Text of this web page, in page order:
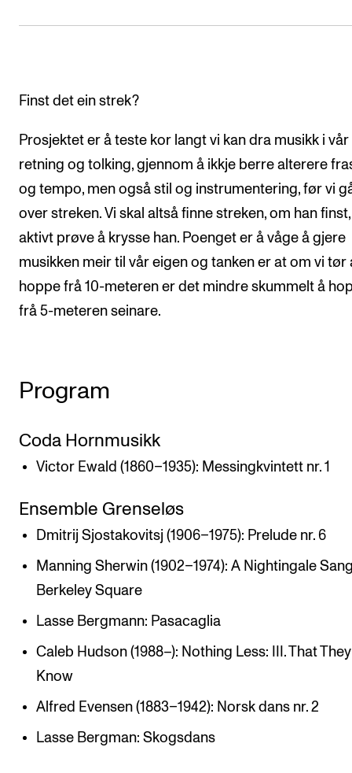
INTERNASJONALT
Utveksling
Internasjonal strategi
Samarbeidsprosjekter
Nettverk
Nyheter og historier
INFO
Om Norges musikkhøgskole
Kontakt oss
Finn ansatte
For ansatte og studenter
Finst det ein strek?
Prosjektet er å teste kor langt vi kan dra musikk i vår
retning og tolking, gjennom å ikkje berre alterere
og tempo, men også stil og instrumentering, før vi
over streken. Vi skal altså finne streken, om han
aktivt prøve å krysse han. Poenget er å våge å gjere
musikken meir til vår eigen og tanken er at om vi tør
hoppe frå 10-meteren er det mindre skummelt å
frå 5-meteren seinare.
Program
Coda Hornmusikk
Victor Ewald (1860–1935): Messingkvintett nr. 1
Ensemble Grenseløs
Dmitrij Sjostakovitsj (1906–1975): Prelude nr. 6
Manning Sherwin (1902–1974): A Nightingale
Berkeley Square
Lasse Bergmann: Pasacaglia
Caleb Hudson (1988–): Nothing Less: III. That
Know
Alfred Evensen (1883–1942): Norsk dans nr. 2
Lasse Bergman: Skogsdans